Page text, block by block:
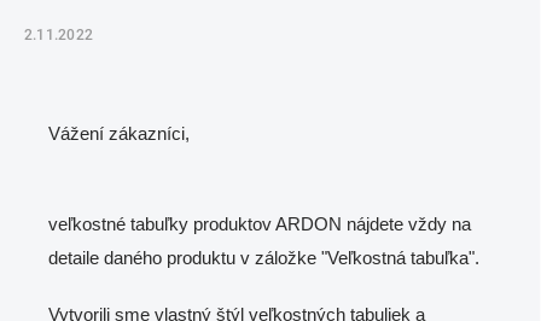
2.11.2022
Vážení zákazníci,
veľkostné tabuľky produktov ARDON nájdete vždy na
detaile daného produktu v záložke "Veľkostná tabuľka".
Vytvorili sme vlastný štýl veľkostných tabuliek a